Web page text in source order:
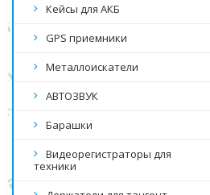
Кейсы для АКБ
GPS приемники
Металлоискатели
АВТОЗВУК
Барашки
Видеорегистраторы для
техники